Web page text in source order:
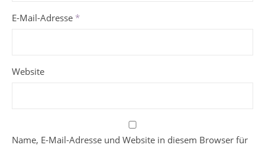
E-Mail-Adresse *
Website
Name, E-Mail-Adresse und Website in diesem Browser für